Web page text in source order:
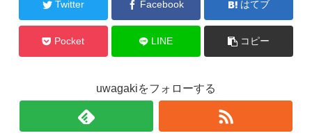
Twitter Facebook はてブ
Pocket LINE コピー
uwagakiをフォローする